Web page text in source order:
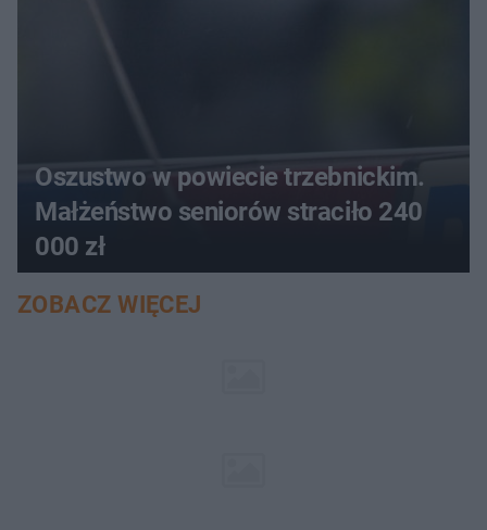
Oszustwo w powiecie trzebnickim.
Małżeństwo seniorów straciło 240
000 zł
ZOBACZ WIĘCEJ